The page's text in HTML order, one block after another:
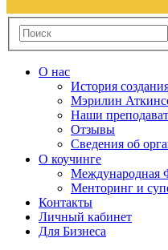
О нас
История
Мэрилин
Наши
Отзывы
Сведения об
О коучинге
Международная
Менторинг и
Контакты
Личный кабинет
Для Бизнеса